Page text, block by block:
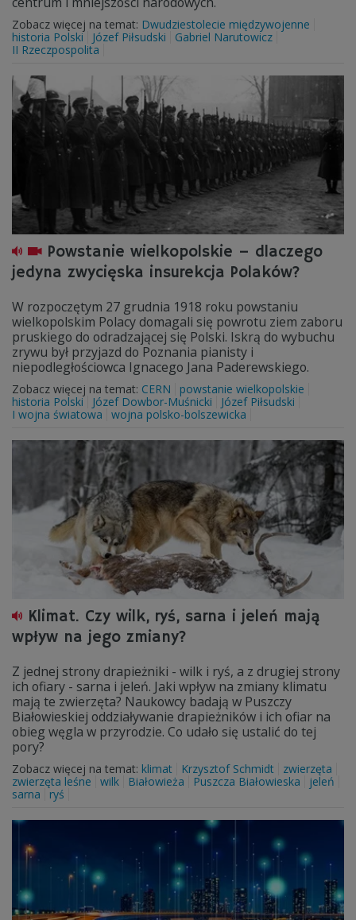
Zobacz więcej na temat: Dwudziestolecie międzywojenne
historia Polski
Józef Piłsudski
Gabriel Narutowicz
II Rzeczpospolita
Powstanie wielkopolskie – dlaczego
jedyna zwycięska insurekcja Polaków?
W rozpoczętym 27 grudnia 1918 roku powstaniu
wielkopolskim Polacy domagali się powrotu ziem zaboru
pruskiego do odradzającej się Polski. Iskrą do wybuchu
zrywu był przyjazd do Poznania pianisty i
niepodległościowca Ignacego Jana Paderewskiego.
Zobacz więcej na temat: CERN
powstanie wielkopolskie
historia Polski
Józef Dowbor-Muśnicki
Józef Piłsudski
I wojna światowa
wojna polsko-bolszewicka
Klimat. Czy wilk, ryś, sarna i jeleń mają
wpływ na jego zmiany?
Z jednej strony drapieżniki - wilk i ryś, a z drugiej strony
ich ofiary - sarna i jeleń. Jaki wpływ na zmiany klimatu
mają te zwierzęta? Naukowcy badają w Puszczy
Białowieskiej oddziaływanie drapieżników i ich ofiar na
obieg węgla w przyrodzie. Co udało się ustalić do tej
pory?
Zobacz więcej na temat: klimat Krzysztof Schmidt
zwierzęta
zwierzęta leśne
wilk Białowieża Puszcza Białowieska
jeleń
sarna
ryś